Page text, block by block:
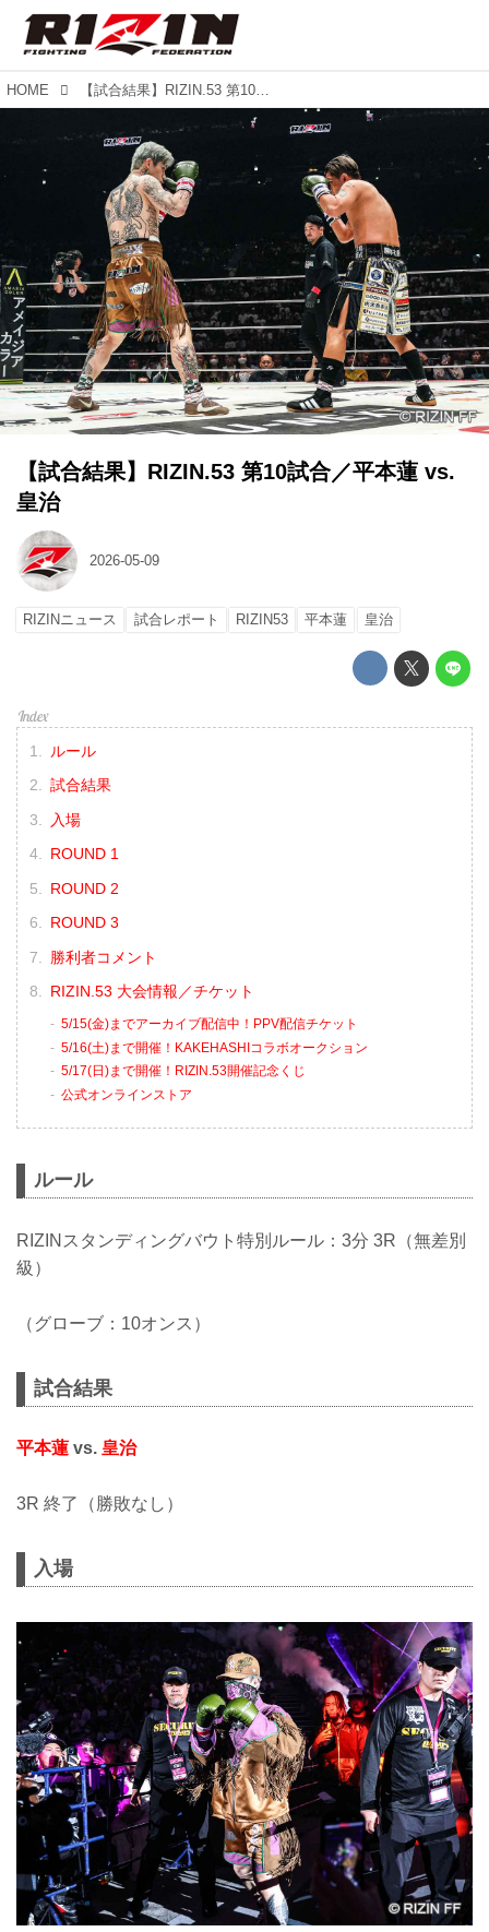
HOME 【試合結果】RIZIN.53 第10試合／平本蓮 vs. 皇治
【試合結果】RIZIN.53 第10試合／平本蓮 vs.
皇治
2026-05-09
RIZINニュース 試合レポート RIZIN53 平本蓮 皇治
ルール
試合結果
入場
ROUND 1
ROUND 2
ROUND 3
勝利者コメント
RIZIN.53 大会情報／チケット
5/15(金)までアーカイブ配信中！PPV配信チケット
5/16(土)まで開催！KAKEHASHIコラボオークション
5/17(日)まで開催！RIZIN.53開催記念くじ
公式オンラインストア
ルール
RIZINスタンディングバウト特別ルール：3分 3R（無差別
級）
（グローブ：10オンス）
試合結果
平本蓮 vs. 皇治
3R 終了（勝敗なし）
入場